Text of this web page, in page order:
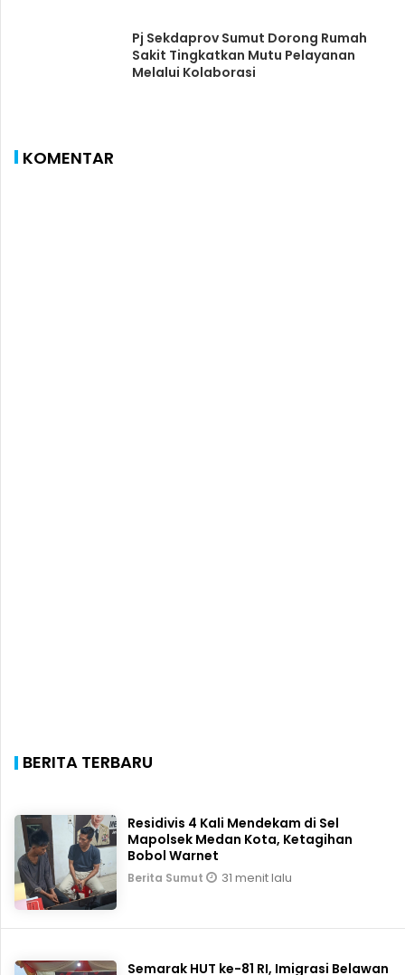
Pj Sekdaprov Sumut Dorong Rumah
Sakit Tingkatkan Mutu Pelayanan
Melalui Kolaborasi
KOMENTAR
BERITA TERBARU
Residivis 4 Kali Mendekam di Sel
Mapolsek Medan Kota, Ketagihan
Bobol Warnet
Berita Sumut 31 menit lalu
Semarak HUT ke-81 RI, Imigrasi Belawan